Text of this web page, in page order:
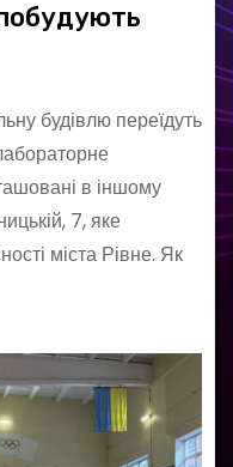
будівлю переїдуть
в іншому
7, яке
міста Рівне. Як